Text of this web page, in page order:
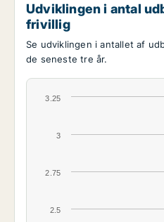
Udviklingen i antal
frivillig
Se udviklingen i antallet af
de seneste tre år.
3
2.5
2.75
3.25